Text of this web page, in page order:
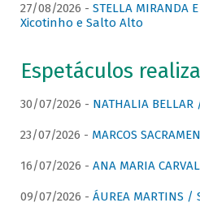
27/08/2026 - STELLA MIRANDA
Xicotinho e Salto Alto
Espetáculos
30/07/2026 - NATHALIA
23/07/2026 - MARCOS
16/07/2026 - ANA MARIA
09/07/2026 - ÁUREA MARTINS